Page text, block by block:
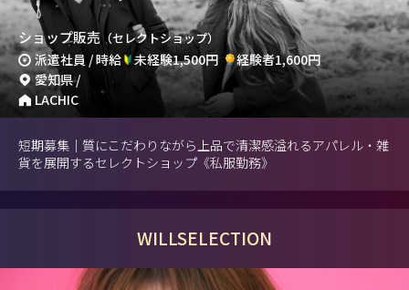
ショップ販売（セレクトショップ）
派遣社員 / 時給 未経験1,500円
経験者1,600円
愛知県 /
LACHIC
短期募集｜質にこだわりながら上品で清潔感溢れるアパレル・雑
貨を展開するセレクトショップ《私服勤務》
WILLSELECTION